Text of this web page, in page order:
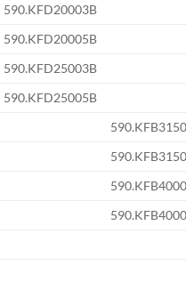
590.KFD20003B
590.KFD20005B
590.KFD25003B
590.KFD25005B